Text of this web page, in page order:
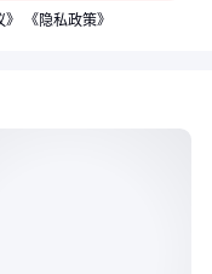
《隐私政策》